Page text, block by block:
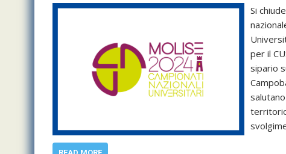
Si
per il
sipario
READ MORE